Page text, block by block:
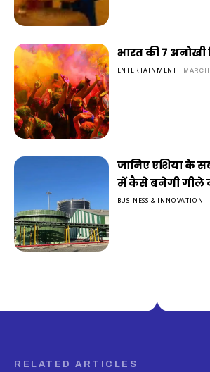
भारत की 7 अनोखी
ENTERTAINMENT
जानिए एशिया के
में कैसे बनेगी गीले
BUSINESS & INNOVATION
RELATED ARTICLES